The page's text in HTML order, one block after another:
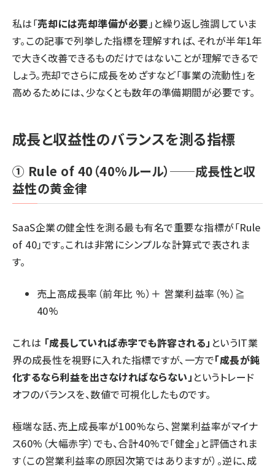
私は「売却には売却準備が必要」と繰り返し強調していま
す。この記事で列挙した指標を理解すれば、それが半年1年
で大きく改善できるものだけではないことが理解できるで
しょう。売却でさらに成長をめざすなど「事業の流動性」を
高めるためには、少なくとも数年の準備期間が必要です。
成長と収益性のバランスを測る指標
① Rule of 40（40%ルール）──成長性と収
益性の黄金律
SaaS企業の健全性を測る最も有名で重要な指標が「Rule
of 40」です。これは非常にシンプルな計算式で表されま
す。
売上高成長率（前年比 %）＋ 営業利益率（%）≧
40%
これは 「成長していれば赤字でも許容される」 というIT業
界の成長性を視野に入れた指標ですが、一方で「成長が鈍
化するなら利益を出さなければならない」 というトレード
オフのバランスを、数値で可視化したものです。
極端な話、売上成長率が100%なら、営業利益率がマイナ
ス60%（大幅赤字）でも、合計40%で「健全」と評価されま
す（この営業利益率の原因次第ではありますが）。逆に、成